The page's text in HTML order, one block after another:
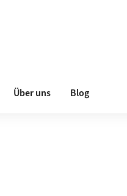
Über uns Blog